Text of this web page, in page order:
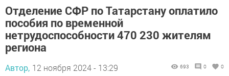
Отделение СФР по Татарстану оплатило
пособия по временной
нетрудоспособности 470 230 жителям
региона
Автор, 12 ноября 2024 - 13:29 693 0 0